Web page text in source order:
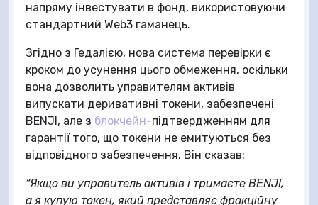
напряму інвестувати в фонд, використовуючи
стандартний Web3 гаманець.
Згідно з Гедалією, нова система перевірки є
кроком до усунення цього обмеження, оскільки
вона дозволить управителям активів
випускати деривативні токени, забезпечені
BENJI, але з блокчейн-підтвердженням для
гарантії того, що токени не емитуються без
відповідного забезпечення. Він сказав:
“Якщо ви управитель активів і тримаєте BENJI,
а я купую токен, який представляє фракційну